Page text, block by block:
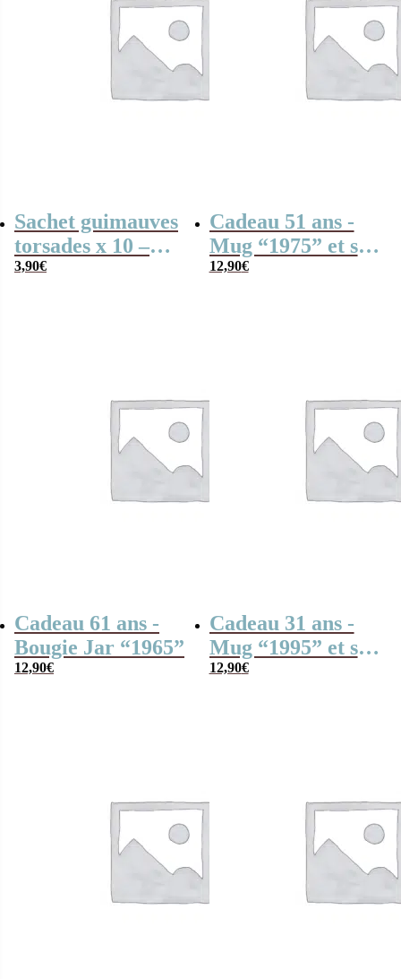
Sachet guimauves
torsades x 10 –
“Grand-mère
3,90€
Cadeau 51 ans -
Mug “1975” et ses
guimauves coeurs
12,90€
Cadeau 61 ans -
Bougie Jar “1965”
12,90€
Cadeau 31 ans -
Mug “1995” et ses
guimauves coeurs
12,90€